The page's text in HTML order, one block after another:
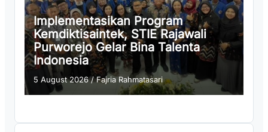
Implementasikan Program
Kemdiktisaintek, STIE Rajawali
Purworejo Gelar Bina Talenta
Indonesia
5 August 2026/Fajria Rahmatasari